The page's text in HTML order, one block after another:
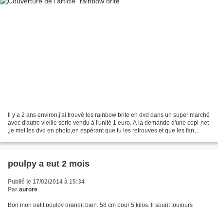
Il y a 2 ans environ,j'ai trouvé les rainbow brite en dvd dans un super marché
avec d'autre vieille série vendu à l'unité 1 euro. A la demande d'une copi-net
,je met les dvd en photo,en espérant que tu les retrouves et que les fan
poulpy a eut 2 mois
Publié le 17/02/2014 à 15:34
Par aurore
Bon mon petit poulpy grandit bien, 58 cm pour 5 kilos. Il sourit toujours